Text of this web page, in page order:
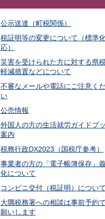
公示送達（町税関係）
税証明等の変更について（標準
応）
災害を受けられた方に対する県
軽減措置などについて
不審なメールや電話にご注意く
い
公売情報
外国人の方の生活就労ガイドブ
案内
税務行政DX2023（国税庁参考）
事業者の方の「電子帳簿保存」
化について
コンビニ交付（税証明）について
大隅税務署への相談は事前予約
願いします